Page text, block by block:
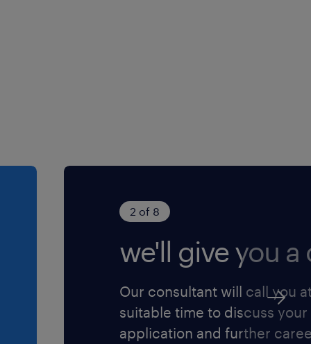
2 of 8
we'll give you a
Our consultant will call you
suitable time to discuss your
application and further